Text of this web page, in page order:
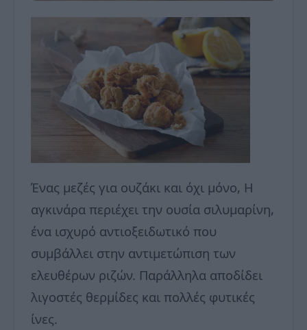
Ένας μεζές για ουζάκι και όχι μόνο, Η
αγκινάρα περιέχει την ουσία σιλυμαρίνη,
ένα ισχυρό αντιοξειδωτικό που
συμβάλλει στην αντιμετώπιση των
ελευθέρων ριζών. Παράλληλα αποδίδει
λιγοστές θερμίδες και πολλές φυτικές
ίνες.